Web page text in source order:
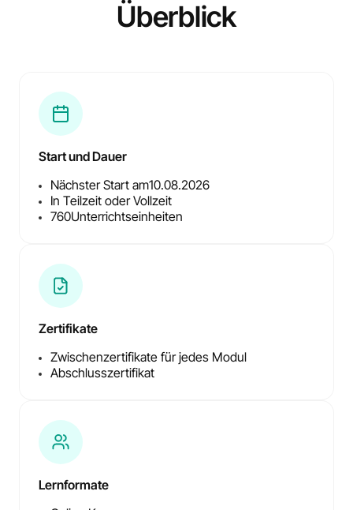
Überblick
Start und Dauer
Nächster Start am10.08.2026
In Teilzeit oder Vollzeit
760Unterrichtseinheiten
Zertifikate
Zwischenzertifikate für jedes Modul
Abschlusszertifikat
Lernformate